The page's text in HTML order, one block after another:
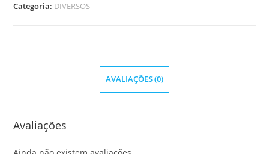
Categoria: DIVERSOS
AVALIAÇÕES (0)
Avaliações